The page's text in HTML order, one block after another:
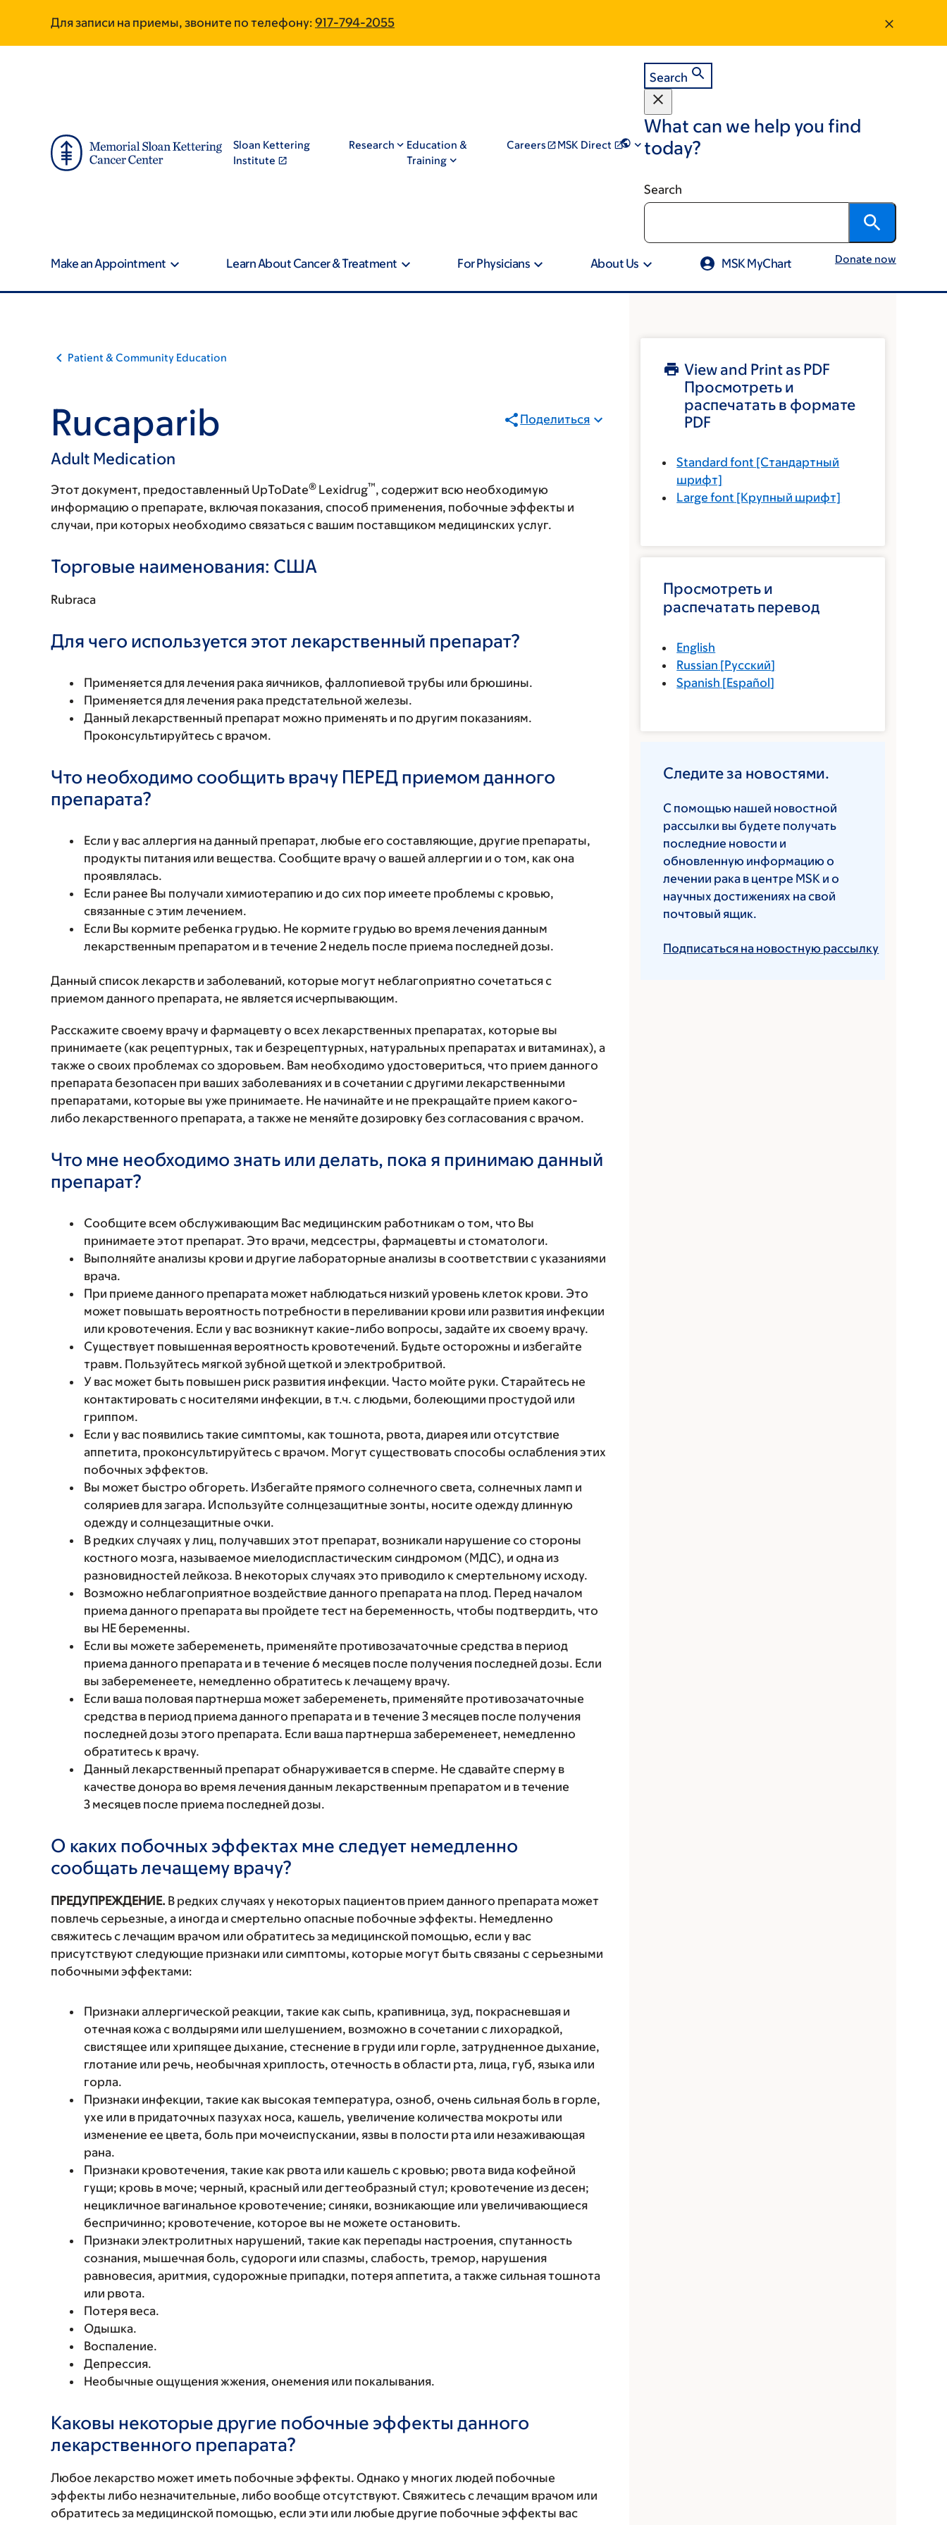
main
footer
Для записи на приемы, звоните по телефону: 917-794-2055
Sloan Kettering
Institute
Research
Education &
Training
Careers MSK Direct
Search
What can we help you find
today?
Search
Make an Appointment Learn About Cancer & Treatment For Physicians About Us MSK MyChart Donate now
Patient & Community Education
Rucaparib
Adult Medication
Поделиться
Этот документ, предоставленный UpToDate® Lexidrug™, содержит всю необходимую
информацию о препарате, включая показания, способ применения, побочные эффекты и
случаи, при которых необходимо связаться с вашим поставщиком медицинских услуг.
Торговые наименования: США
Rubraca
Для чего используется этот лекарственный препарат?
Применяется для лечения рака яичников, фаллопиевой трубы или брюшины.
Применяется для лечения рака предстательной железы.
Данный лекарственный препарат можно применять и по другим показаниям.
Проконсультируйтесь с врачом.
Что необходимо сообщить врачу ПЕРЕД приемом данного
препарата?
Если у вас аллергия на данный препарат, любые его составляющие, другие препараты,
продукты питания или вещества. Сообщите врачу о вашей аллергии и о том, как она
проявлялась.
Если ранее Вы получали химиотерапию и до сих пор имеете проблемы с кровью,
связанные с этим лечением.
Если Вы кормите ребенка грудью. Не кормите грудью во время лечения данным
лекарственным препаратом и в течение 2 недель после приема последней дозы.
Данный список лекарств и заболеваний, которые могут неблагоприятно сочетаться с
приемом данного препарата, не является исчерпывающим.
Расскажите своему врачу и фармацевту о всех лекарственных препаратах, которые вы
принимаете (как рецептурных, так и безрецептурных, натуральных препаратах и витаминах), а
также о своих проблемах со здоровьем. Вам необходимо удостовериться, что прием данного
препарата безопасен при ваших заболеваниях и в сочетании с другими лекарственными
препаратами, которые вы уже принимаете. Не начинайте и не прекращайте прием какого-
либо лекарственного препарата, а также не меняйте дозировку без согласования с врачом.
Что мне необходимо знать или делать, пока я принимаю данный
препарат?
Сообщите всем обслуживающим Вас медицинским работникам о том, что Вы
принимаете этот препарат. Это врачи, медсестры, фармацевты и стоматологи.
Выполняйте анализы крови и другие лабораторные анализы в соответствии с указаниями
врача.
При приеме данного препарата может наблюдаться низкий уровень клеток крови. Это
может повышать вероятность потребности в переливании крови или развития инфекции
или кровотечения. Если у вас возникнут какие-либо вопросы, задайте их своему врачу.
Существует повышенная вероятность кровотечений. Будьте осторожны и избегайте
травм. Пользуйтесь мягкой зубной щеткой и электробритвой.
У вас может быть повышен риск развития инфекции. Часто мойте руки. Старайтесь не
контактировать с носителями инфекции, в т.ч. с людьми, болеющими простудой или
гриппом.
Если у вас появились такие симптомы, как тошнота, рвота, диарея или отсутствие
аппетита, проконсультируйтесь с врачом. Могут существовать способы ослабления этих
побочных эффектов.
Вы может быстро обгореть. Избегайте прямого солнечного света, солнечных ламп и
соляриев для загара. Используйте солнцезащитные зонты, носите одежду длинную
одежду и солнцезащитные очки.
В редких случаях у лиц, получавших этот препарат, возникали нарушение со стороны
костного мозга, называемое миелодиспластическим синдромом (МДС), и одна из
разновидностей лейкоза. В некоторых случаях это приводило к смертельному исходу.
Возможно неблагоприятное воздействие данного препарата на плод. Перед началом
приема данного препарата вы пройдете тест на беременность, чтобы подтвердить, что
вы НЕ беременны.
Если вы можете забеременеть, применяйте противозачаточные средства в период
приема данного препарата и в течение 6 месяцев после получения последней дозы. Если
вы забеременеете, немедленно обратитесь к лечащему врачу.
Если ваша половая партнерша может забеременеть, применяйте противозачаточные
средства в период приема данного препарата и в течение 3 месяцев после получения
последней дозы этого препарата. Если ваша партнерша забеременеет, немедленно
обратитесь к врачу.
Данный лекарственный препарат обнаруживается в сперме. Не сдавайте сперму в
качестве донора во время лечения данным лекарственным препаратом и в течение
3 месяцев после приема последней дозы.
О каких побочных эффектах мне следует немедленно
сообщать лечащему врачу?
ПРЕДУПРЕЖДЕНИЕ. В редких случаях у некоторых пациентов прием данного препарата может
повлечь серьезные, а иногда и смертельно опасные побочные эффекты. Немедленно
свяжитесь с лечащим врачом или обратитесь за медицинской помощью, если у вас
присутствуют следующие признаки или симптомы, которые могут быть связаны с серьезными
побочными эффектами:
Признаки аллергической реакции, такие как сыпь, крапивница, зуд, покрасневшая и
отечная кожа с волдырями или шелушением, возможно в сочетании с лихорадкой,
свистящее или хрипящее дыхание, стеснение в груди или горле, затрудненное дыхание,
глотание или речь, необычная хриплость, отечность в области рта, лица, губ, языка или
горла.
Признаки инфекции, такие как высокая температура, озноб, очень сильная боль в горле,
ухе или в придаточных пазухах носа, кашель, увеличение количества мокроты или
изменение ее цвета, боль при мочеиспускании, язвы в полости рта или незаживающая
рана.
Признаки кровотечения, такие как рвота или кашель с кровью; рвота вида кофейной
гущи; кровь в моче; черный, красный или дегтеобразный стул; кровотечение из десен;
нецикличное вагинальное кровотечение; синяки, возникающие или увеличивающиеся
беспричинно; кровотечение, которое вы не можете остановить.
Признаки электролитных нарушений, такие как перепады настроения, спутанность
сознания, мышечная боль, судороги или спазмы, слабость, тремор, нарушения
равновесия, аритмия, судорожные припадки, потеря аппетита, а также сильная тошнота
или рвота.
Потеря веса.
Одышка.
Воспаление.
Депрессия.
Необычные ощущения жжения, онемения или покалывания.
Каковы некоторые другие побочные эффекты данного
лекарственного препарата?
Любое лекарство может иметь побочные эффекты. Однако у многих людей побочные
эффекты либо незначительные, либо вообще отсутствуют. Свяжитесь с лечащим врачом или
обратитесь за медицинской помощью, если эти или любые другие побочные эффекты вас
View and Print as PDF
Просмотреть и
распечатать в формате
PDF
Standard font [Стандартный
шрифт]
Large font [Крупный шрифт]
Просмотреть и
распечатать перевод
English
Russian [Русский]
Spanish [Español]
Следите за новостями.
С помощью нашей новостной
рассылки вы будете получать
последние новости и
обновленную информацию о
лечении рака в центре MSK и о
научных достижениях на свой
почтовый ящик.
Подписаться на новостную рассылку